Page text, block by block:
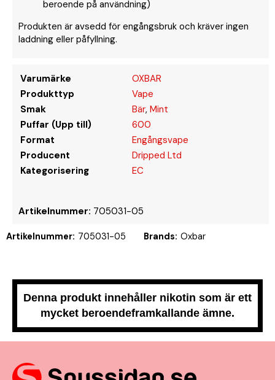
beroende på användning)
Produkten är avsedd för engångsbruk och kräver ingen
laddning eller påfyllning.
Varumärke
OXBAR
Produkttyp
Vape
Smak
Bär, Mint
Puffar (Upp till)
600
Format
Engångsvape
Producent
Dripped Ltd
Kategorisering
EC
Artikelnummer: 705031-05
Artikelnummer: 705031-05 Brands: Oxbar
Denna produkt innehåller nikotin som är ett
mycket beroendeframkallande ämne.